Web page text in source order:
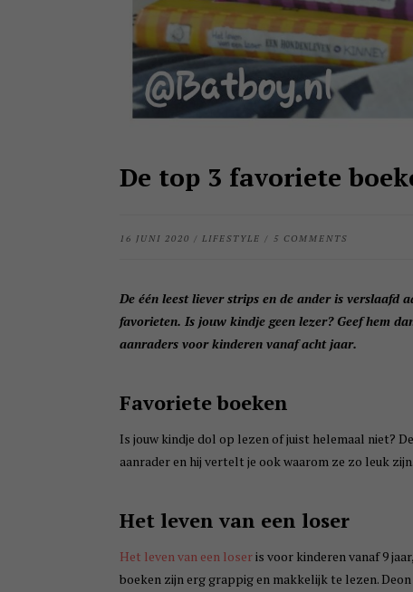
De top 3 favoriete
16 JUNI 2020 / LIFESTYLE / 5 COMMENTS
De één leest liever strips en de ander is verslaafd
favorieten. Is jouw kindje geen lezer? Geef hem
aanraders voor kinderen vanaf acht jaar.
Favoriete boeken
Is jouw kindje dol op lezen of juist helemaal niet?
aanrader en hij vertelt je ook waarom ze zo leuk
Het leven van een loser
Het leven van een loseris voor kinderen vanaf 9
boeken zijn erg grappig en makkelijk te lezen.